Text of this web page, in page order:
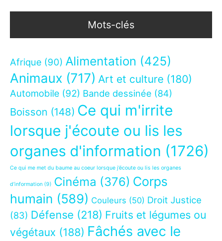
Mots-clés
Afrique (90) Alimentation (425)
Animaux (717) Art et culture (180)
Automobile (92) Bande dessinée (84)
Boisson (148) Ce qui m'irrite
lorsque j'écoute ou lis les
organes d'information (1726)
Ce qui me met du baume au coeur lorsque j’écoute ou lis les organes
d’information (9) Cinéma (376) Corps
humain (589) Couleurs (50) Droit Justice
(83) Défense (218) Fruits et légumes ou
végétaux (188) Fâchés avec le